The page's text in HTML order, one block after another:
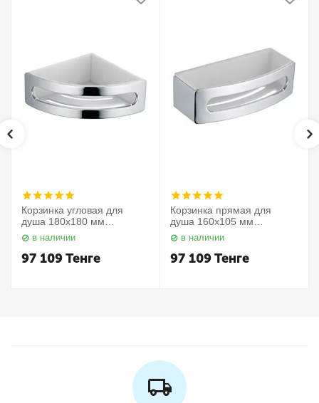
Корзинка угловая для
душа 180х180 мм
Elegance 11657010000
Keuco
в наличии
97 109Тенге
Корзинка прямая для
душа 160х105 мм
Elegance 11658010000
Keuco
в наличии
97 109Тенге